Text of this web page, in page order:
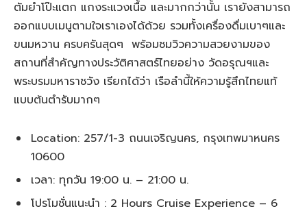
ตัมยำโป๊ะแตก แกงระแวงเนื้อ และมากกว่านั้น เรายังสามารถ
ออกแบบเมนูตามใจเราเองได้ด้วย รวมทั้งเครื่องดื่มเบาๆและ
ขนมหวาน ครบครันสุดๆ พร้อมชมวิวความสวยงามของ
สถานที่สำคัญทางประวัติศาสตร์ไทยอย่าง วัดอรุณฯและ
พระบรมมหาราชวัง เรียกได้ว่า เรือลำนี้ให้ความรู้สึกไทยแท้
แบบต้นตำรับมากๆ
Location: 257/1-3 ถนนเจริญนคร, กรุงเทพมาหนคร
10600
เวลา: ทุกวัน 19:00 น. – 21:00 น.
โปรโมชั่นแนะนำ : 2 Hours Cruise Experience – 6